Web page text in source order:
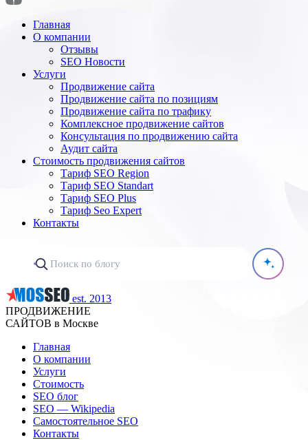
Главная
О компании
Отзывы
SEO Новости
Услуги
Продвижение сайта
Продвижение сайта по позициям
Продвижение сайта по трафику
Комплексное продвижение сайтов
Консультация по продвижению сайта
Аудит сайта
Стоимость продвижения сайтов
Тариф SEO Region
Тариф SEO Standart
Тариф SEO Plus
Тариф Seo Expert
Контакты
est. 2013
ПРОДВИЖЕНИЕ
САЙТОВ в Москве
Главная
О компании
Услуги
Стоимость
SEO блог
SEO — Wikipedia
Самостоятельное SEO
Контакты